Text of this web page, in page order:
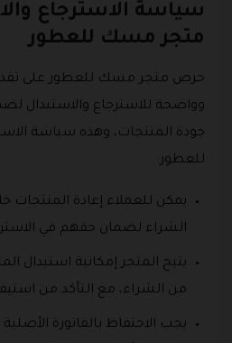
سياسة الاسترجاع
متجر مسك للعطور
حرص متجر مسك للعطور على
وواضحة للاسترجاع والاستبدال
جودة المنتجات، وهذه سياسة
للعطور:
يمكن للعملاء إعادة المنتجات
الشراء لضمان حقهم في
يتيح المتجر إمكانية استبدال
من الشراء، مع التأكد من
يجب الاحتفاظ بالفاتورة